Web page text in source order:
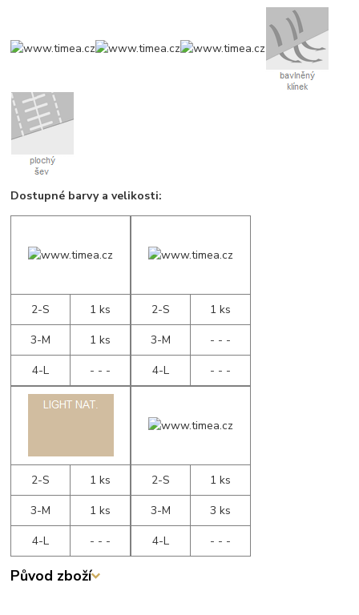
Dostupné barvy a velikosti:
2-S
1 ks
3-M
1 ks
4-L
- - -
2-S
1 ks
3-M
- - -
4-L
- - -
2-S
1 ks
3-M
1 ks
4-L
- - -
2-S
1 ks
3-M
3 ks
4-L
- - -
Původ zboží